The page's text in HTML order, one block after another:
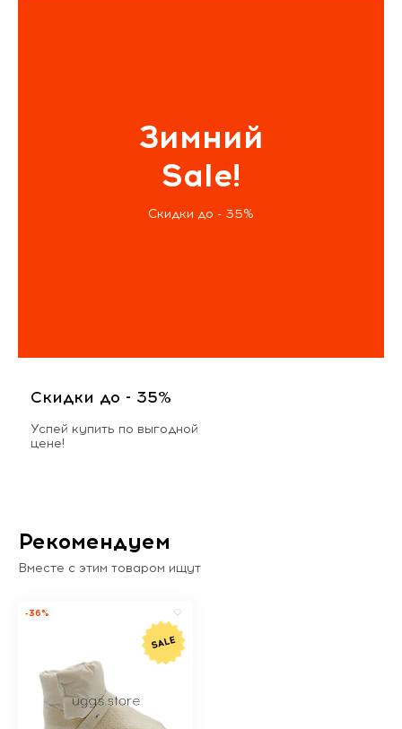
Зимний
Sale!
Скидки до - 35%
Скидки до - 35%
Успей купить по выгодной
цене!
Рекомендуем
Вместе с этим товаром ищут
-36%